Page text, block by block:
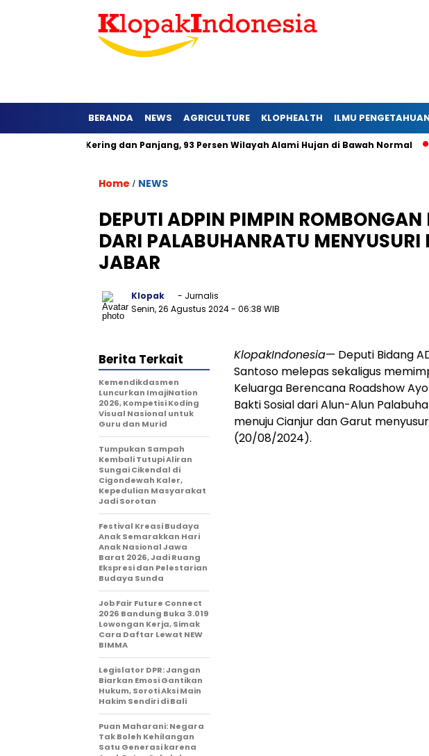
BERANDA NEWS AGRICULTURE KLOPHEALTH ILMU
Lebih Kering dan Panjang, 93 Persen Wilayah Alami Hujan di Bawah Normal
Home / NEWS
DEPUTI ADPIN PIMPIN
DARI PALABUHANRATU MENYUSURI
JABAR
Klopak
- Jurnalis
Senin, 26 Agustus 2024- 06:38 WIB
KlopakIndonesia— Deputi Bidang
Santoso melepas sekaligus
Keluarga Berencana Roadshow
Bakti Sosial dari Alun-Alun
menuju Cianjur dan Garut
(20/08/2024).
Berita Terkait
Kemendikdasmen
Luncurkan ImajiNation
2026, Kompetisi Koding
Visual Nasional untuk
Guru dan Murid
Tumpukan Sampah
Kembali Tutupi Aliran
Sungai Cikendal di
Cigondewah Kaler,
Kepedulian Masyarakat
Jadi Sorotan
Festival Kreasi Budaya
Anak Semarakkan Hari
Anak Nasional Jawa
Barat 2026, Jadi Ruang
Ekspresi dan Pelestarian
Budaya Sunda
Job Fair Future Connect
2026 Bandung Buka 3.019
Lowongan Kerja, Simak
Cara Daftar Lewat NEW
BIMMA
Legislator DPR: Jangan
Biarkan Emosi Gantikan
Hukum, Soroti Aksi Main
Hakim Sendiri di Bali
Puan Maharani: Negara
Tak Boleh Kehilangan
Satu Generasi karena